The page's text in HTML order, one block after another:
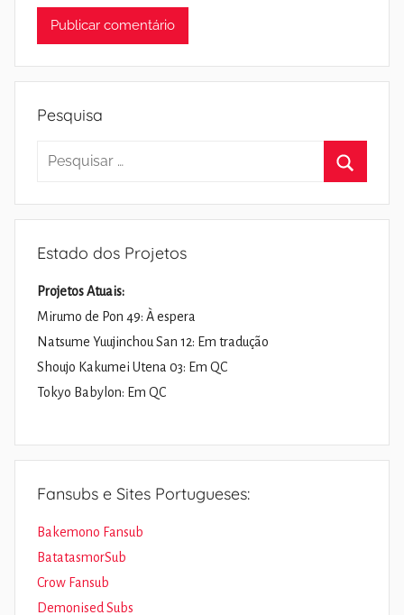
Pesquisa
Pesquisar
Estado dos Projetos
Projetos Atuais:
Mirumo de Pon 49: À espera
Natsume Yuujinchou San 12: Em tradução
Shoujo Kakumei Utena 03: Em QC
Tokyo Babylon: Em QC
Fansubs e Sites Portugueses:
Bakemono Fansub
BatatasmorSub
Crow Fansub
Demonised Subs